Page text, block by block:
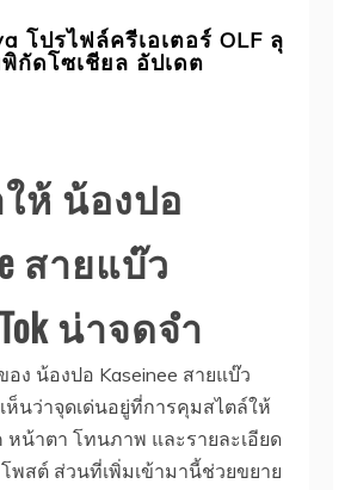
โปรไฟล์ครีเอเตอร์ OLF ลุ
กัดโซเชียล อัปเดต
ห้ น้องปอ
สายแบ๊ว
น่าจดจำ
ง น้องปอ Kaseinee สายแบ๊ว
ห็นว่าจุดเด่นอยู่ที่การคุมสไตล์ให้
หน้าตา โทนภาพ และรายละเอียด
พสต์ ส่วนที่เพิ่มเข้ามานี้ช่วยขยาย